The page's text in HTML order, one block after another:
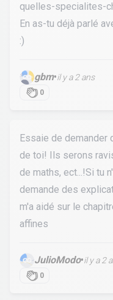
quelles-specialites-
En as-tu déjà parlé
:)
gbm•il y a 2 ans
0
Essaie de demander
de toi! Ils serons
de maths, ect...!Si tu
demande des
m'a aidé sur le
affines
JulioModo•il y a 2
0